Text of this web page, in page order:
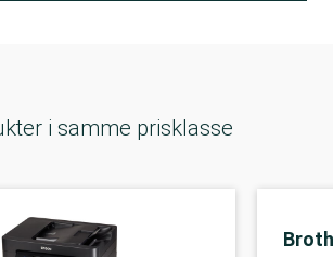
i samme prisklasse